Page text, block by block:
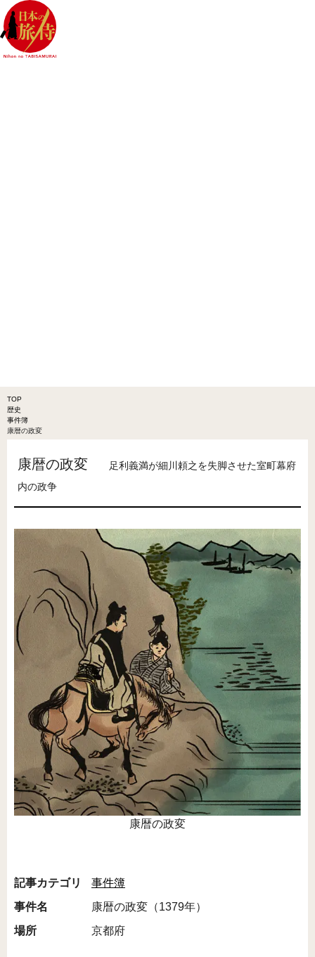
TOP
歴史
事件簿
康暦の政変
康暦の政変
足利義満が細川頼之を失脚させた室町幕府
内の政争
康暦の政変
記事カテゴリ
事件簿
事件名
康暦の政変（1379年）
場所
京都府